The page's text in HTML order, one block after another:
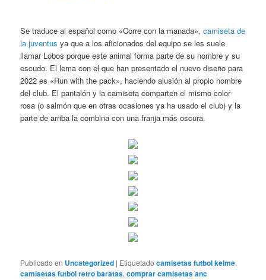
Se traduce al español como «Corre con la manada»,camiseta de
la juventus ya que a los aficionados del equipo se les suele
llamar Lobos porque este animal forma parte de su nombre y su
escudo. El lema con el que han presentado el nuevo diseño para
2022 es «Run with the pack», haciendo alusión al propio nombre
del club. El pantalón y la camiseta comparten el mismo color
rosa (o salmón que en otras ocasiones ya ha usado el club) y la
parte de arriba la combina con una franja más oscura.
Publicado en Uncategorized | Etiquetado camisetas futbol kelme,
camisetas futbol retro baratas,comprar camisetas anc